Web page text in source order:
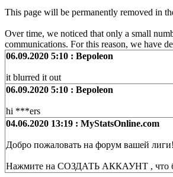
This page will be permanently removed in
Over time, we noticed that only a small
communications. For this reason, we have
06.09.2020 5:10 : Bepoleon
it blurred it out
06.09.2020 5:10 : Bepoleon
hi ***ers
04.06.2020 13:19 : MyStatsOnline.com
Добро пожаловать на форум вашей лиги!
Нажмите на СОЗДАТЬ АККАУНТ , что бы